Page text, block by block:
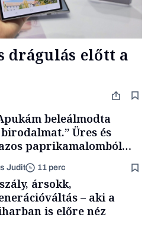
drágulás előtt a
beleálmodta
Üres és
paprikamalomból
az igazi családi
Judit 11 perc
ársokk,
– aki a
is előre néz